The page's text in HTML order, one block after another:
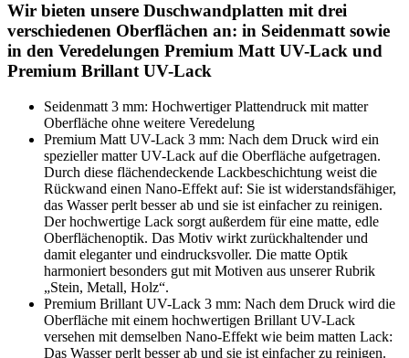
Wir bieten unsere Duschwandplatten mit drei
verschiedenen Oberflächen an: in Seidenmatt sowie
in den Veredelungen Premium Matt UV-Lack und
Premium Brillant UV-Lack
Seidenmatt 3 mm: Hochwertiger Plattendruck mit matter
Oberfläche ohne weitere Veredelung
Premium Matt UV-Lack 3 mm: Nach dem Druck wird ein
spezieller matter UV-Lack auf die Oberfläche aufgetragen.
Durch diese flächendeckende Lackbeschichtung weist die
Rückwand einen Nano-Effekt auf: Sie ist widerstandsfähiger,
das Wasser perlt besser ab und sie ist einfacher zu reinigen.
Der hochwertige Lack sorgt außerdem für eine matte, edle
Oberflächenoptik. Das Motiv wirkt zurückhaltender und
damit eleganter und eindrucksvoller. Die matte Optik
harmoniert besonders gut mit Motiven aus unserer Rubrik
„Stein, Metall, Holz“.
Premium Brillant UV-Lack 3 mm: Nach dem Druck wird die
Oberfläche mit einem hochwertigen Brillant UV-Lack
versehen mit demselben Nano-Effekt wie beim matten Lack:
Das Wasser perlt besser ab und sie ist einfacher zu reinigen.